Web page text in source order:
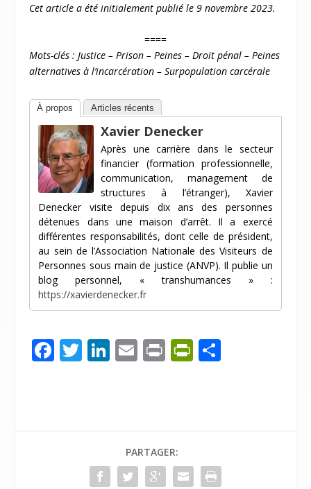
Cet article a été initialement publié le 9 novembre 2023.
====
Mots-clés : Justice – Prison – Peines – Droit pénal – Peines
alternatives à l’incarcération – Surpopulation carcérale
À propos Articles récents
Xavier Denecker
Après une carrière dans le secteur
financier (formation professionnelle,
communication, management de
structures à l’étranger), Xavier
Denecker visite depuis dix ans des personnes
détenues dans une maison d’arrêt. Il a exercé
différentes responsabilités, dont celle de président,
au sein de l’Association Nationale des Visiteurs de
Personnes sous main de justice (ANVP). Il publie un
blog personnel, « transhumances » :
https://xavierdenecker.fr
F
o
T Li
dI
n
E Pr Pr
e
n
er
PARTAGER: